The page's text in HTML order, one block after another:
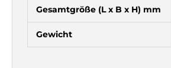
Gesamtgröße (L x B x H) mm
Gewicht